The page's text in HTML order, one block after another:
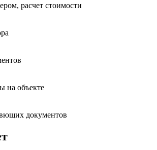
расчет стоимости
на объекте
документов